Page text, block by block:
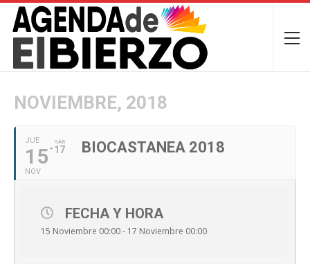
NOVIEMBRE, 2018
JUE
15
NOV
SÁB
17 BIOCASTANEA 2018
FECHA Y HORA
15 Noviembre 00:00 - 17 Noviembre 00:00